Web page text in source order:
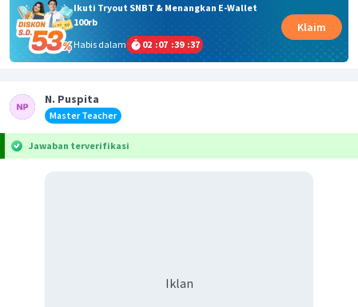
Ikuti Tryout SNBT & Menangkan E-Wallet
100rb
Habis dalam
02 :07 :39 :37
Klaim
N. Puspita
Master Teacher
Jawaban terverifikasi
Iklan